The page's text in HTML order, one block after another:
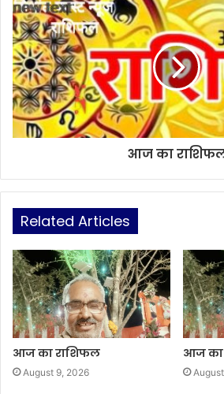
आज का
Related Articles
आज का राशिफल
August 9, 2026
आज का